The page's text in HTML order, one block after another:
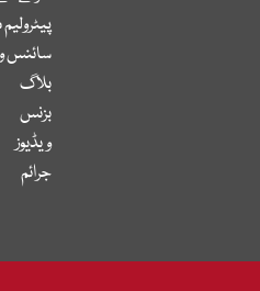
سائنس
بلاگ
بزنس
ویڈیوز
جرائم